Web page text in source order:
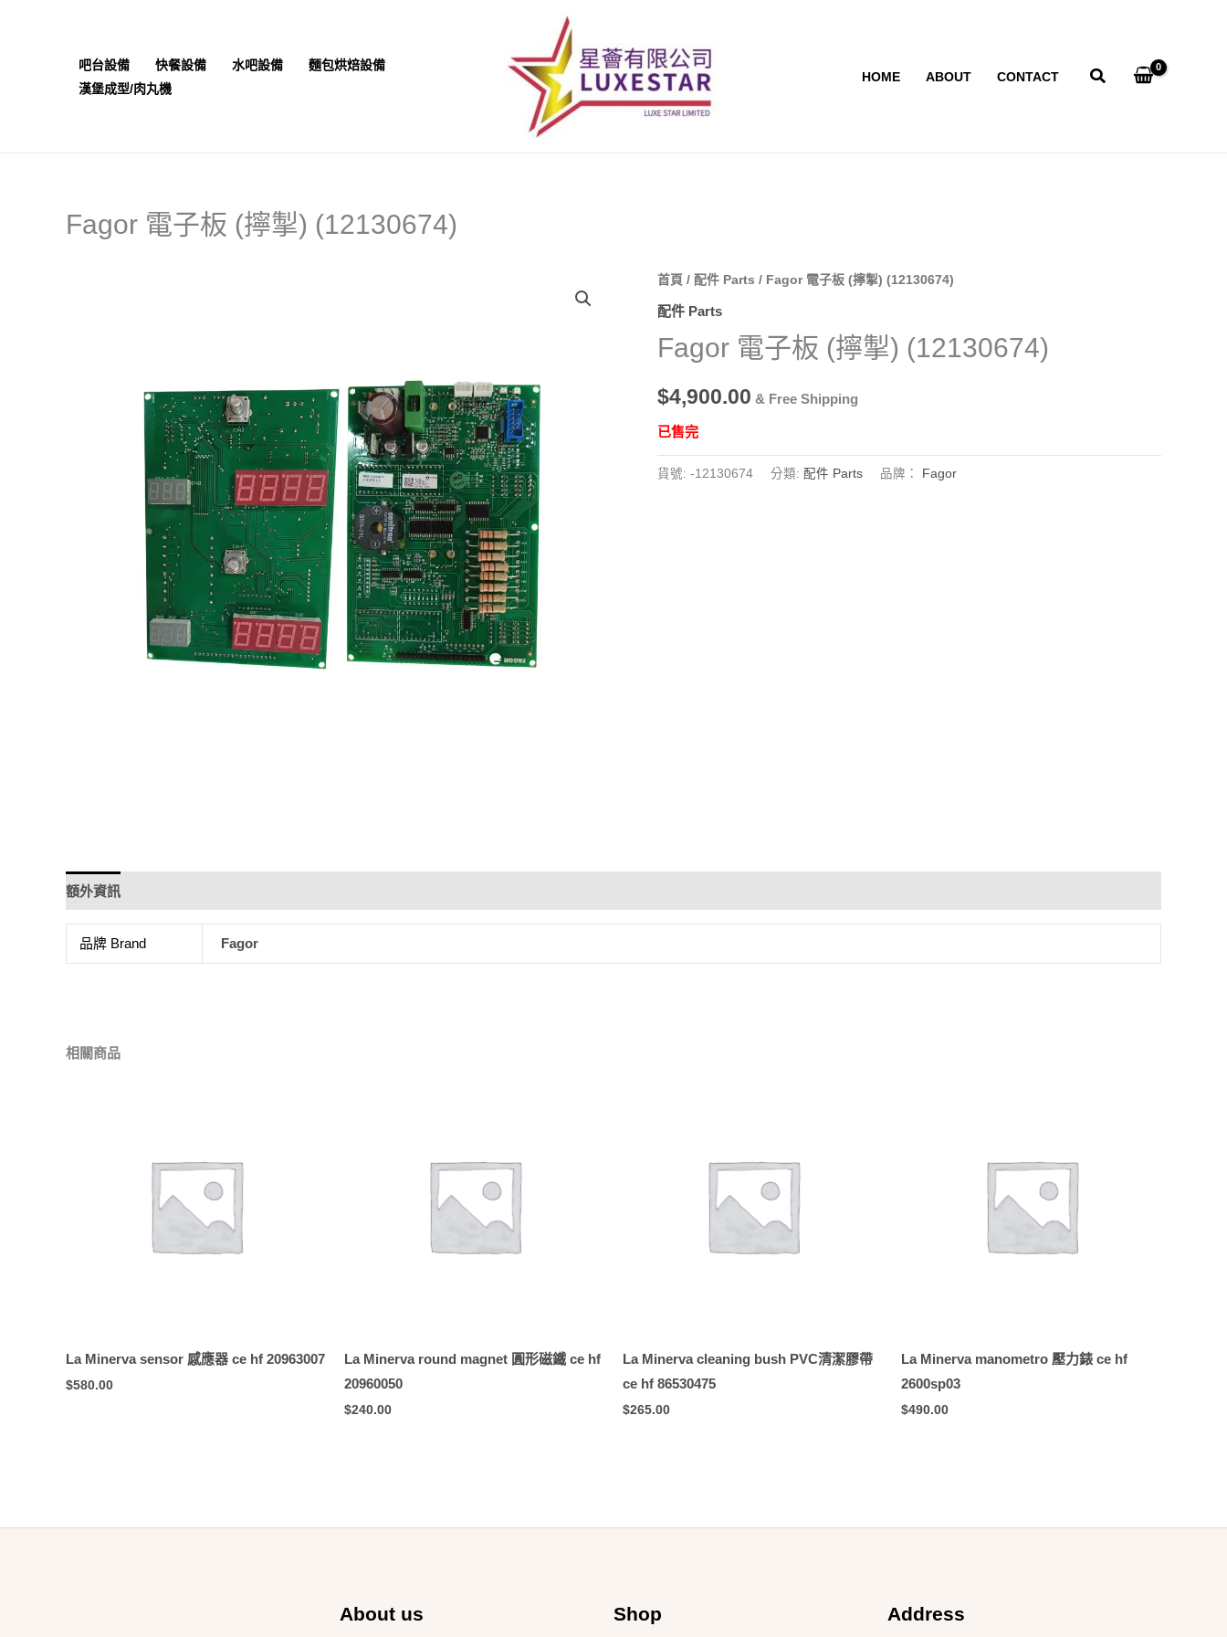
吧台設備 快餐設備 水吧設備
麵包烘焙設備
漢堡成型/肉丸機
HOME ABOUT CONTACT
Fagor 電子板 (擰掣) (12130674)
首頁 / 配件 Parts / Fagor 電子板 (擰掣) (12130674)
配件 Parts
Fagor 電子板 (擰掣) (12130674)
$4,900.00 & Free Shipping
已售完
貨號: -12130674 分類: 配件 Parts 品牌： Fagor
額外資訊
品牌 Brand Fagor
相關商品
La Minerva sensor 感應器 ce hf 20963007
$580.00
La Minerva round magnet 圓形磁鐵 ce hf
20960050
$240.00
La Minerva cleaning bush PVC清潔膠帶
ce hf 86530475
$265.00
La Minerva manometro 壓力錶 ce hf
2600sp03
$490.00
About us Shop Address